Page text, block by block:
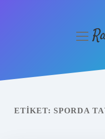
Yasal Uyarı
ETIKET: SPORDA